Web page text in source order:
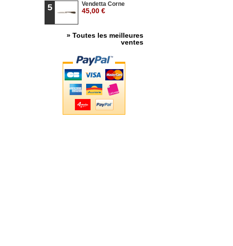
5 Vendetta Corne
45,00 €
» Toutes les meilleures
ventes